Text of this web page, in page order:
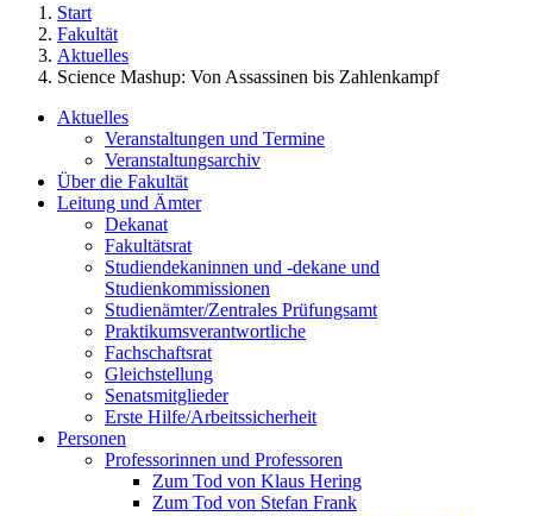
Start
Fakultät
Aktuelles
Science Mashup: Von Assassinen bis Zahlenkampf
Aktuelles
Veranstaltungen und Termine
Veranstaltungsarchiv
Über die Fakultät
Leitung und Ämter
Dekanat
Fakultätsrat
Studiendekaninnen und -dekane und
Studienkommissionen
Studienämter/Zentrales Prüfungsamt
Praktikumsverantwortliche
Fachschaftsrat
Gleichstellung
Senatsmitglieder
Erste Hilfe/Arbeitssicherheit
Personen
Professorinnen und Professoren
Zum Tod von Klaus Hering
Zum Tod von Stefan Frank